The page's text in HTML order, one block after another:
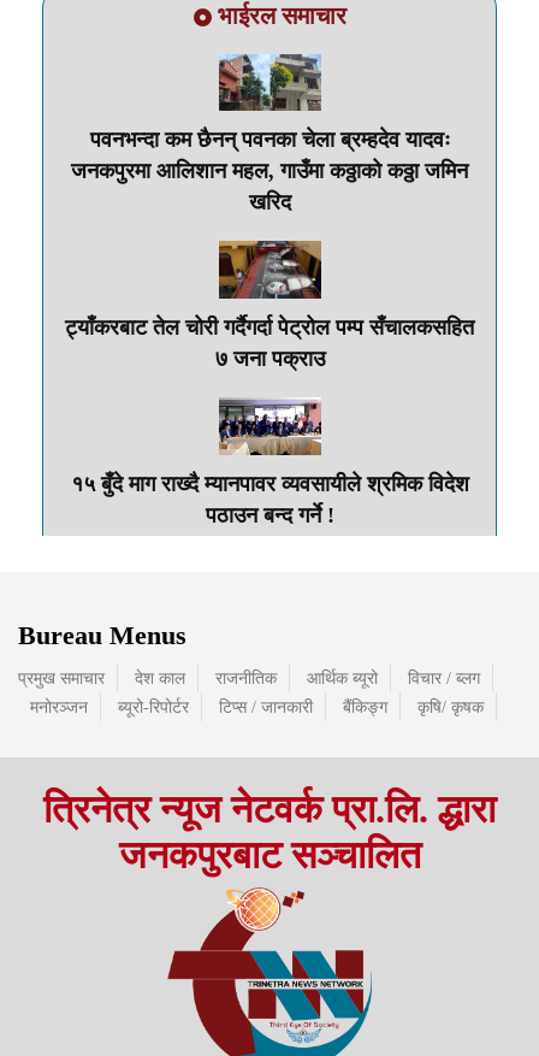
भाईरल समाचार
पवनभन्दा कम छैनन् पवनका चेला ब्रम्हदेव यादवः
जनकपुरमा आलिशान महल, गाउँमा कठ्ठाको कठ्ठा जमिन
खरिद
ट्याँकरबाट तेल चोरी गर्दैगर्दा पेट्रोल पम्प सँचालकसहित
७ जना पक्राउ
१५ बुँदे माग राख्दै म्यानपावर व्यवसायीले श्रमिक विदेश
पठाउन बन्द गर्ने !
अटो दुर्घटनामा परी सर्लाहीका एक युवकको मृत्यु, ६ जना
घाइते
Bureau Menus
प्रमुख समाचार देश काल राजनीतिक आर्थिक ब्यूरो
विचार / ब्लग
मनोरञ्जन
ब्यूरो-रिपोर्टर टिप्स / जानकारी बैंकिङ्ग कृषि/ कृषक
त्रिनेत्र न्यूज नेटवर्क प्रा.लि. द्धारा
जनकपुरबाट सञ्चालित